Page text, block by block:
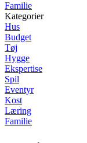
Familie
Kategorier
Hus
Budget
Tøj
Hygge
Ekspertise
Spil
Eventyr
Kost
Læring
Familie